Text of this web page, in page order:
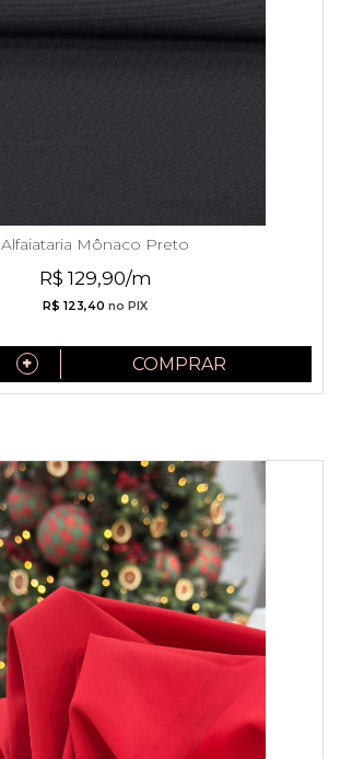
Alfaiataria Mônaco Preto
R$ 129,90/m
R$ 123,40 no PIX
COMPRAR